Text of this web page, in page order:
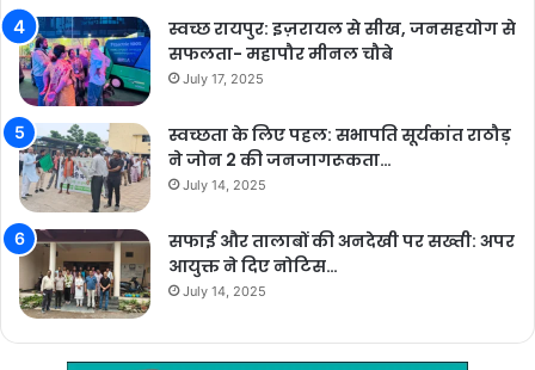
स्वच्छ रायपुर: इज़रायल से सीख, जनसहयोग से
सफलता- महापौर मीनल चौबे
July 17, 2025
स्वच्छता के लिए पहल: सभापति सूर्यकांत राठौड़
ने जोन 2 की जनजागरूकता…
July 14, 2025
सफाई और तालाबों की अनदेखी पर सख्ती: अपर
आयुक्त ने दिए नोटिस…
July 14, 2025